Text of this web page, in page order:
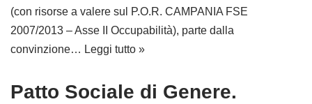
(con risorse a valere sul P.O.R. CAMPANIA FSE
2007/2013 – Asse II Occupabilità), parte dalla
convinzione… Leggi tutto »
Patto Sociale di Genere.